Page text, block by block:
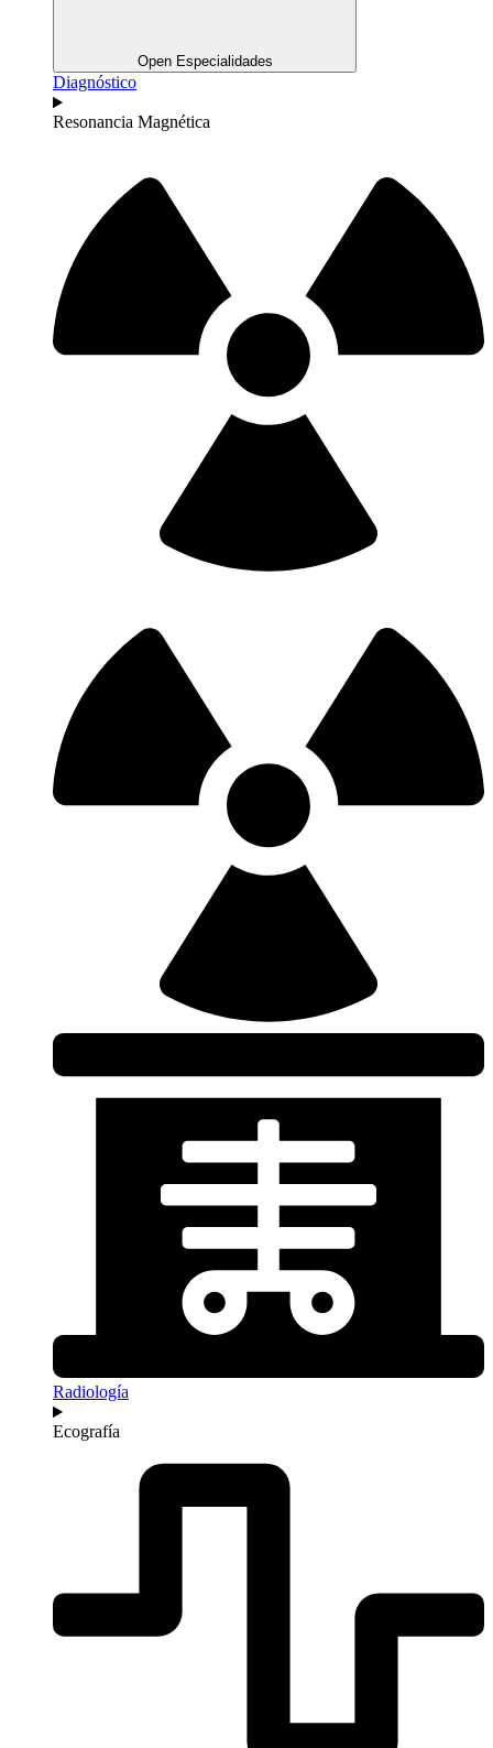
Open Especialidades
Diagnóstico
Resonancia Magnética
Radiología
Ecografía